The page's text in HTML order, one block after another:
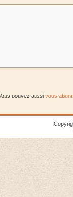
pouvez aussi vous